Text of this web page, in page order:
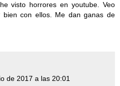
visto horrores en youtube. Veo
con ellos. Me dan ganas de
de 2017 a las 20:01